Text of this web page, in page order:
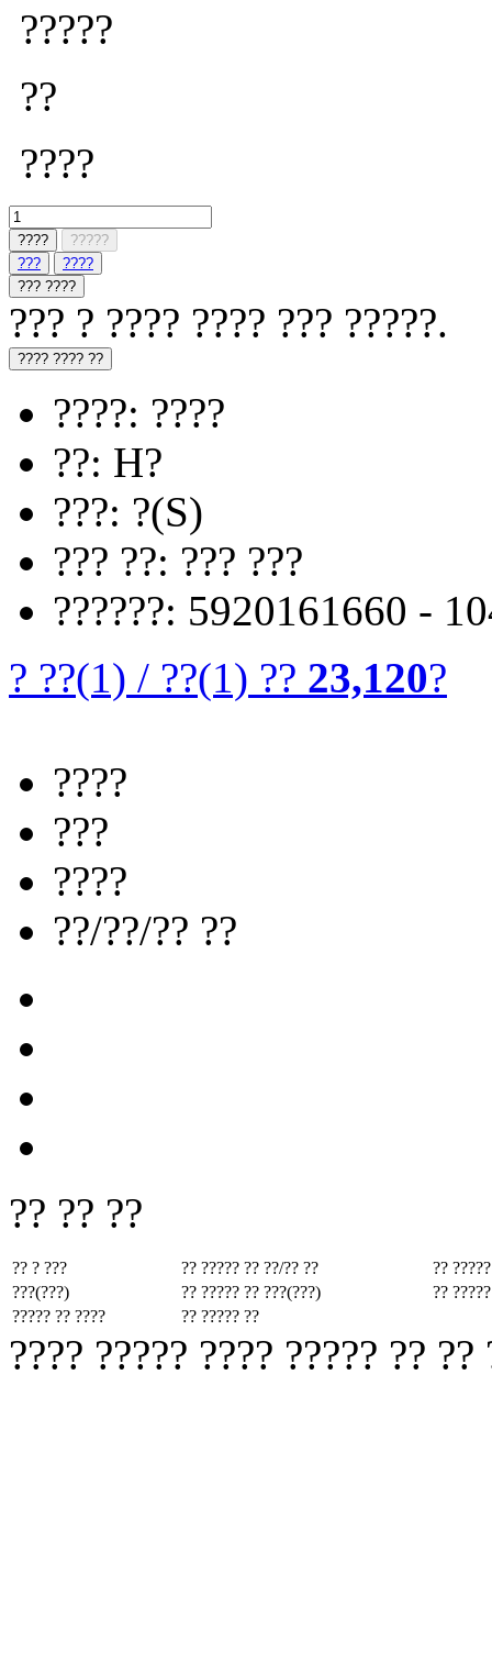
?????
??
????
????
?????
???
????
??? ????
??? ? ???? ???? ??? ?????.
???? ???? ??
????: ????
??: H?
???: ?(S)
??? ??: ??? ???
??????: 5920161660 -
? ??(1) / ??(1) ?? 23,120?
????
???
????
??/??/?? ??
?? ?? ??
?? ? ??? ?? ????? ?? ??/?? ??
??
???(???)
?? ????? ?? ???(???)
??
????? ?? ????
?? ????? ??
???? ????? ???? ????? ??